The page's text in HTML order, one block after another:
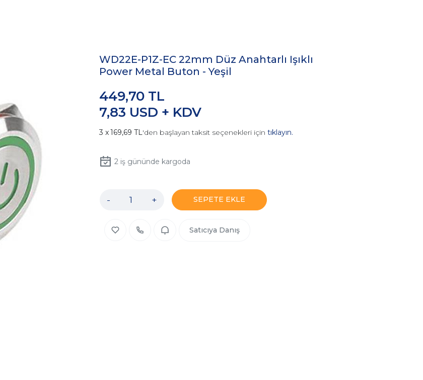
WD22E-P1Z-EC 22mm Düz Anahtarlı Işıklı
Power Metal Buton - Yeşil
7,83 USD + KDV
449,70 TL
169,69 TL'den başlayan taksit seçenekleri için tıklayın.
2iş gününde kargoda
- + SEPETE EKLE
Satıcıya Danış